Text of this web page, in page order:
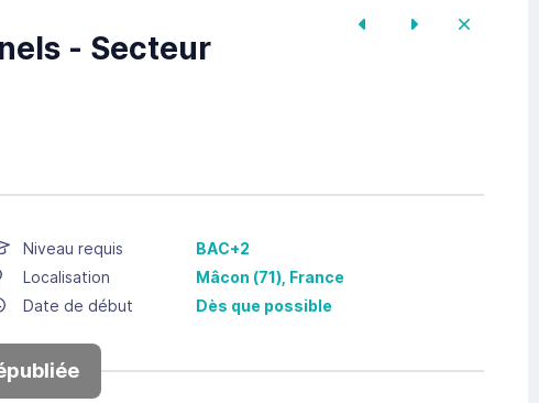
- Secteur
Niveau requis
BAC+2
Localisation Mâcon (71), France
Date de début Dès que possible